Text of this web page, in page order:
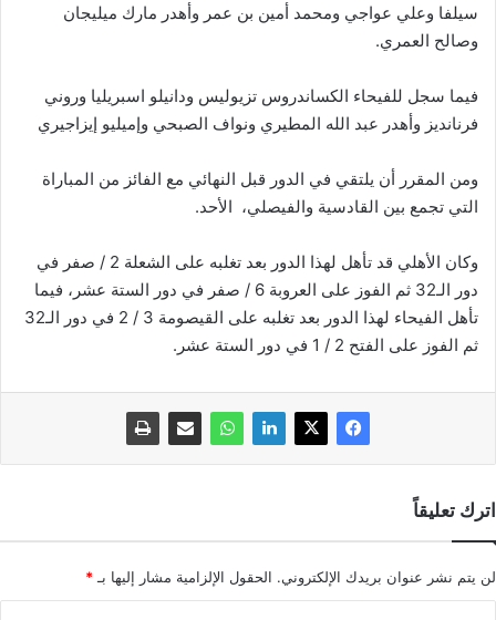
سيلفا وعلي عواجي ومحمد أمين بن عمر وأهدر مارك ميليجان
وصالح العمري.
فيما سجل للفيحاء الكساندروس تزيوليس ودانيلو اسبريليا وروني
فرنانديز وأهدر عبد الله المطيري ونواف الصبحي وإميليو إيزاجيري
ومن المقرر أن يلتقي في الدور قبل النهائي مع الفائز من المباراة
التي تجمع بين القادسية والفيصلي، الأحد.
وكان الأهلي قد تأهل لهذا الدور بعد تغلبه على الشعلة 2 / صفر في
دور الـ32 ثم الفوز على العروبة 6 / صفر في دور الستة عشر، فيما
تأهل الفيحاء لهذا الدور بعد تغلبه على القيصومة 3 / 2 في دور الـ32
ثم الفوز على الفتح 2 / 1 في دور الستة عشر.
اترك تعليقاً
لن يتم نشر عنوان بريدك الإلكتروني. الحقول الإلزامية مشار إليها بـ *